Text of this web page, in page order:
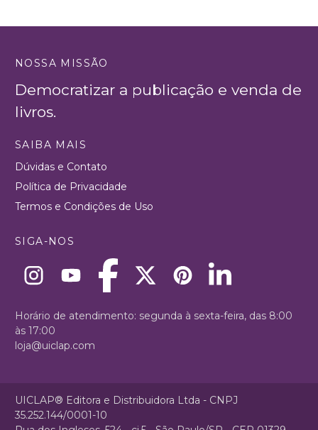
NOSSA MISSÃO
Democratizar a publicação e venda de
livros.
SAIBA MAIS
Dúvidas e Contato
Política de Privacidade
Termos e Condições de Uso
SIGA-NOS
Horário de atendimento: segunda à sexta-feira, das 8:00
às 17:00
loja@uiclap.com
UICLAP® Editora e Distribuidora Ltda - CNPJ
35.252.144/0001-10